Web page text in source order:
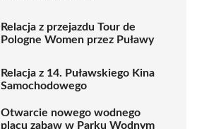
Relacja z przejazdu Tour de
Pologne Women przez Puławy
Relacja z 14. Puławskiego Kina
Samochodowego
Otwarcie nowego wodnego
placu zabaw w Parku Wodnym